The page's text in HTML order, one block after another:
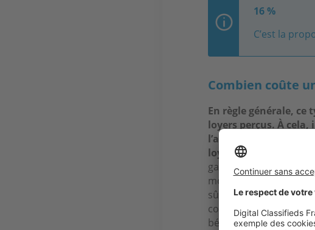
16 %
C’est la
Combien coûte
En règle générale, ce
loyers perçus. À
l’assurance loyers
loyers.Il faut savoir
garantie. Il y a
montants des loyers
sûr, le coût de ces
constituent ainsi une
bénéficie de garanties